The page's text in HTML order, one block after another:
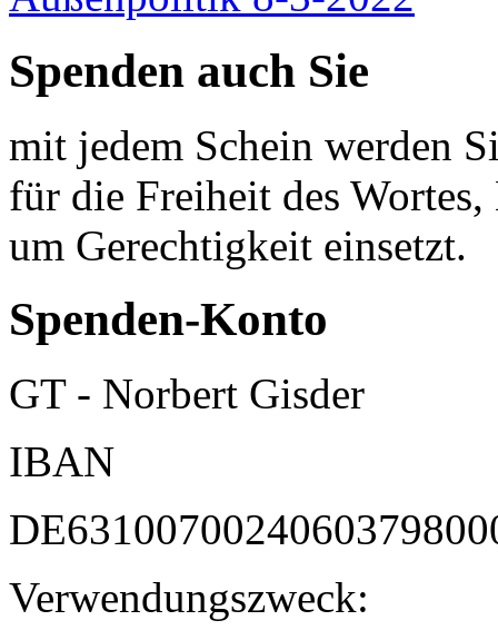
Spenden auch Sie
mit jedem Schein werden
für die Freiheit des
um Gerechtigkeit einsetzt.
Spenden-Konto
GT - Norbert Gisder
IBAN
Verwendungszweck: